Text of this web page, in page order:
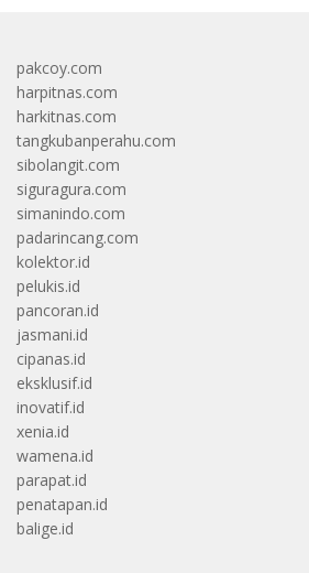
pakcoy.com
harpitnas.com
harkitnas.com
tangkubanperahu.com
sibolangit.com
siguragura.com
simanindo.com
padarincang.com
kolektor.id
pelukis.id
pancoran.id
jasmani.id
cipanas.id
eksklusif.id
inovatif.id
xenia.id
wamena.id
parapat.id
penatapan.id
balige.id